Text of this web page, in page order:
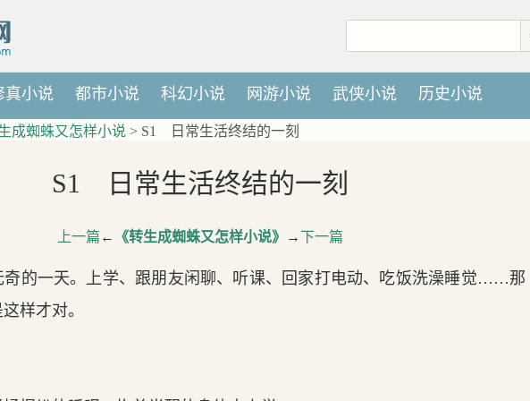
真小说 都市小说 科幻小说 网游小说 武侠小说 历史小说
成蜘蛛又怎样小说 > S1 日常生活终结的一刻
S1 日常生活终结的一刻
上一篇 ← 《转生成蜘蛛又怎样小说》 →下一篇
奇的一天。上学、跟朋友闲聊、听课、回家打电动、吃饭洗澡睡觉……那
样才对。